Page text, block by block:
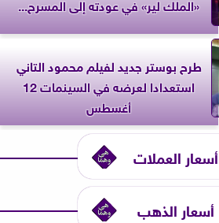
طرح بوستر جديد لفيلم محمود التاني
استعدادا لعرضه في السينمات 12
أغسطس
أسعار العملات
أسعار الذهب